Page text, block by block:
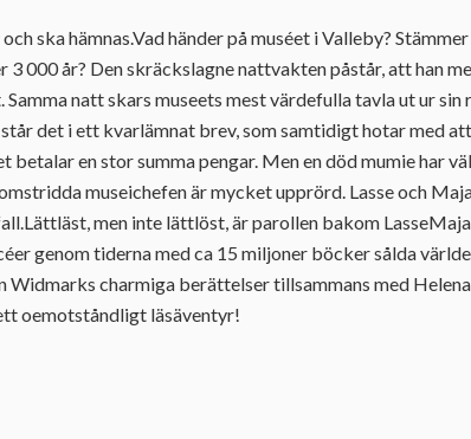
ska hämnas.Vad händer på muséet i Valleby?
000 år? Den skräckslagne nattvakten påstår, att han
Samma natt skars museets mest värdefulla tavla ut ur sin
det i ett kvarlämnat brev, som samtidigt hotar med
betalar en stor summa pengar. Men en död mumie har
museichefen är mycket upprörd. Lasse och
men inte lättlöst, är parollen bakom
genom tiderna med ca 15 miljoner böcker sålda
charmiga berättelser tillsammans med
oemotståndligt läsäventyr!